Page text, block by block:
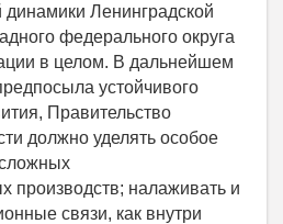
динамики Ленинградской
федерального округа
в целом. В дальнейшем
устойчивого
Правительство
должно уделять особое
производств; налаживать и
связи, как внутри